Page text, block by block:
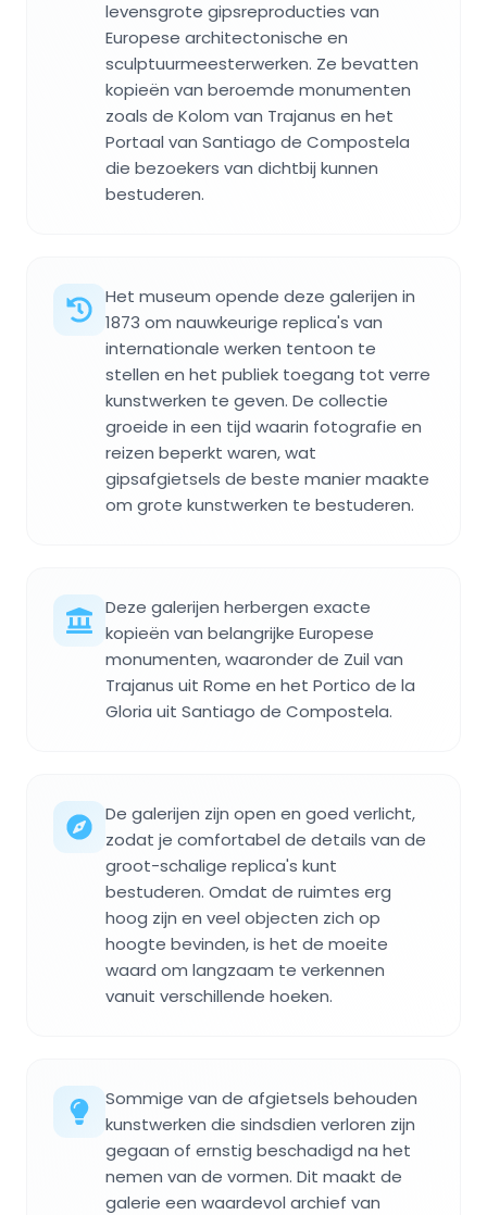
levensgrote gipsreproducties van
Europese architectonische en
sculptuurmeesterwerken. Ze bevatten
kopieën van beroemde monumenten
zoals de Kolom van Trajanus en het
Portaal van Santiago de Compostela
die bezoekers van dichtbij kunnen
bestuderen.
Het museum opende deze galerijen in
1873 om nauwkeurige replica's van
internationale werken tentoon te
stellen en het publiek toegang tot verre
kunstwerken te geven. De collectie
groeide in een tijd waarin fotografie en
reizen beperkt waren, wat
gipsafgietsels de beste manier maakte
om grote kunstwerken te bestuderen.
Deze galerijen herbergen exacte
kopieën van belangrijke Europese
monumenten, waaronder de Zuil van
Trajanus uit Rome en het Portico de la
Gloria uit Santiago de Compostela.
De galerijen zijn open en goed verlicht,
zodat je comfortabel de details van de
groot-schalige replica's kunt
bestuderen. Omdat de ruimtes erg
hoog zijn en veel objecten zich op
hoogte bevinden, is het de moeite
waard om langzaam te verkennen
vanuit verschillende hoeken.
Sommige van de afgietsels behouden
kunstwerken die sindsdien verloren zijn
gegaan of ernstig beschadigd na het
nemen van de vormen. Dit maakt de
galerie een waardevol archief van